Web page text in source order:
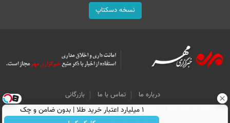
نسخه دسکتاپ
درباره ما تماس با ما
بازرگانی
All Content by Mehr News Agency is licensed under a Creative Commons
Attribution 4.0 International License.
۱ میلیارد اعتبار خرید طلا | بدون ضامن و چک